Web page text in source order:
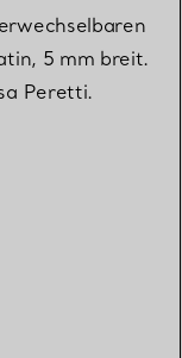
5 mm breit.
Peretti.